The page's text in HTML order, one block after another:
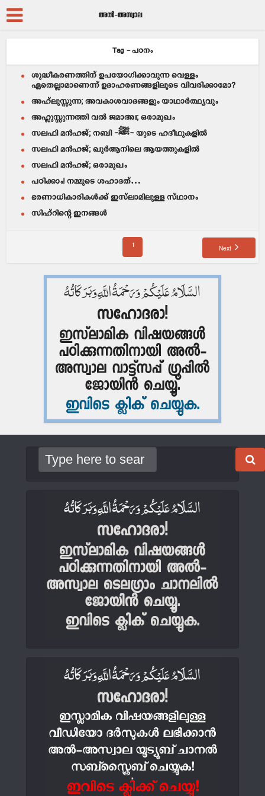
Tag - പഠനം
ശുദ്ധീകരണത്തിന് ഉപയോഗിക്കാവുന്ന വെള്ളം
ഏതെല്ലാമാണെന്ന് ഉദാഹരണങ്ങളിലൂടെ വിവരിക്കാമോ?
അഹ്‌ലുസ്സുന്ന; അവകാശവാദങ്ങളും യാഥാർത്ഥ്യവും
അഹ്ലുസ്സുന്നത്തി വൽ ജമാഅഃ; ഒരാമുഖം
സലഫി മൻഹജ്; നബി -ﷺ- യുടെ ഹദീഥുകളിൽ
സലഫി മൻഹജ്; ഖുർആനിലെ ആയത്തുകളിൽ
സലഫി മൻഹജ്; ഒരാമുഖം
പഠിക്കാം! നമ്മുടെ ശഹാദത്…
ഭരണാധികാരികള്‍ക്ക് ഇസ്‌ലാമിലുള്ള സ്ഥാനം
സിഹ്റിന്റെ ഇനങ്ങള്‍
1 Next